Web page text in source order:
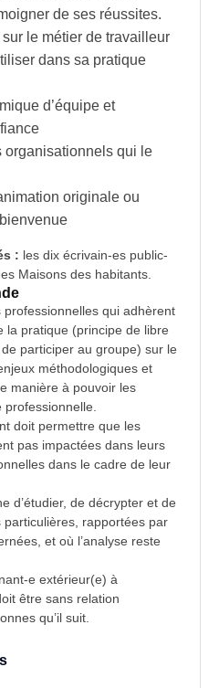
de ses réussites.
le métier de travailleur
dans sa pratique
d’équipe et
organisationnels qui le
originale ou
: les dix écrivain-es public-
Maisons des habitants
professionnelles qui adhèrent
la pratique (principe de libre
participer au groupe) sur le
méthodologiques et
manière à pouvoir les
doit permettre que les
pas impactées dans leurs
dans le cadre de leur
d’étudier, de décrypter et de
rapportées par
et où l’analyse reste
e extérieur(e) à
être sans relation
qu’il suit.